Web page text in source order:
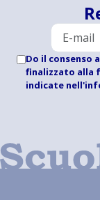
Do il consenso
finalizzato alla
indicate